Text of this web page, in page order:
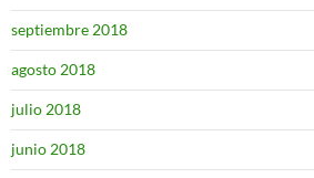
septiembre 2018
agosto 2018
julio 2018
junio 2018